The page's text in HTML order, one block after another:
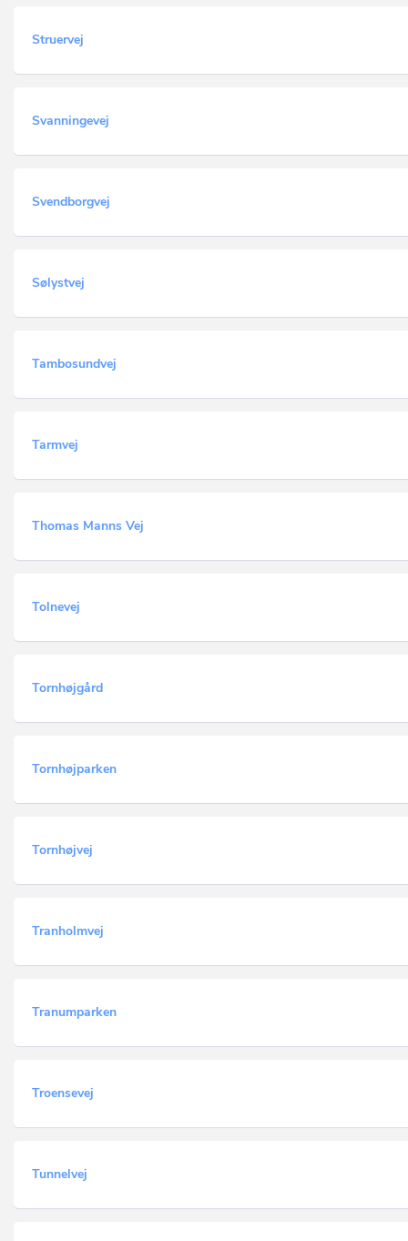
Struervej
Svanningevej
Svendborgvej
Sølystvej
Tambosundvej
Tarmvej
Thomas Manns Vej
Tolnevej
Tornhøjgård
Tornhøjparken
Tornhøjvej
Tranholmvej
Tranumparken
Troensevej
Tunnelvej